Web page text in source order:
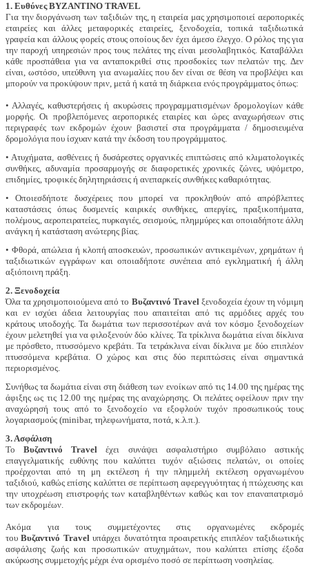
1. Ευθύνες BYZANTINO TRAVEL
Για την διοργάνωση των ταξιδιών της, η εταιρεία μας χρησιμοποιεί αεροπορικές
εταιρείες και άλλες μεταφορικές εταιρείες, ξενοδοχεία, τοπικά ταξιδιωτικά
γραφεία και άλλους φορείς στους οποίους δεν έχει άμεσο έλεγχο. Ο ρόλος της για
την παροχή υπηρεσιών προς τους πελάτες της είναι μεσολαβητικός. Καταβάλλει
κάθε προσπάθεια για να ανταποκριθεί στις προσδοκίες των πελατών της. Δεν
είναι, ωστόσο, υπεύθυνη για ανωμαλίες που δεν είναι σε θέση να προβλέψει και
μπορούν να προκύψουν πριν, μετά ή κατά τη διάρκεια ενός προγράμματος όπως:
• Αλλαγές, καθυστερήσεις ή ακυρώσεις προγραμματισμένων δρομολογίων κάθε
μορφής. Οι προβλεπόμενες αεροπορικές εταιρίες και ώρες αναχωρήσεων στις
περιγραφές των εκδρομών έχουν βασιστεί στα προγράμματα / δημοσιευμένα
δρομολόγια που ίσχυαν κατά την έκδοση του προγράμματος.
• Ατυχήματα, ασθένειες ή δυσάρεστες οργανικές επιπτώσεις από κλιματολογικές
συνθήκες, αδυναμία προσαρμογής σε διαφορετικές χρονικές ζώνες, υψόμετρο,
επιδημίες, τροφικές δηλητηριάσεις ή ανεπαρκείς συνθήκες καθαριότητας.
• Οποιεσδήποτε δυσχέρειες που μπορεί να προκληθούν από απρόβλεπτες
καταστάσεις όπως δυσμενείς καιρικές συνθήκες, απεργίες, πραξικοπήματα,
πολέμους, αεροπειρατείες, πυρκαγιές, σεισμούς, πλημμύρες και οποιαδήποτε άλλη
ανάγκη ή κατάσταση ανώτερης βίας.
• Φθορά, απώλεια ή κλοπή αποσκευών, προσωπικών αντικειμένων, χρημάτων ή
ταξιδιωτικών εγγράφων και οποιαδήποτε συνέπεια από εγκληματική ή άλλη
αξιόποινη πράξη.
2. Ξενοδοχεία
Όλα τα χρησιμοποιούμενα από το Βυζαντινό Travelξενοδοχεία έχουν τη νόμιμη
και εν ισχύει άδεια λειτουργίας που απαιτείται από τις αρμόδιες αρχές του
κράτους υποδοχής. Τα δωμάτια των περισσοτέρων ανά τον κόσμο ξενοδοχείων
έχουν μελετηθεί για να φιλοξενούν δύο κλίνες. Τα τρίκλινα δωμάτια είναι δίκλινα
με πρόσθετο, πτυσσόμενο κρεβάτι. Τα τετράκλινα είναι δίκλινα με δύο επιπλέον
πτυσσόμενα κρεβάτια. Ο χώρος και στις δύο περιπτώσεις είναι σημαντικά
περιορισμένος.
Συνήθως τα δωμάτια είναι στη διάθεση των ενοίκων από τις 14.00 της ημέρας της
άφιξης ως τις 12.00 της ημέρας της αναχώρησης. Οι πελάτες οφείλουν πριν την
αναχώρησή τους από το ξενοδοχείο να εξοφλούν τυχόν προσωπικούς τους
λογαριασμούς (minibar, τηλεφωνήματα, ποτά, κ.λ.π.).
3. Ασφάλιση
ΤοΒυζαντινόTravel έχει συνάψει ασφαλιστήριο συμβόλαιο αστικής
επαγγελματικής ευθύνης που καλύπτει τυχόν αξιώσεις πελατών, οι οποίες
προέρχονται από τη μη εκτέλεση ή την πλημμελή εκτέλεση οργανωμένου
ταξιδιού, καθώς επίσης καλύπτει σε περίπτωση αφερεγγυότητας ή πτώχευσης και
την υποχρέωση επιστροφής των καταβληθέντων καθώς και τον επαναπατρισμό
των εκδρομέων.
Ακόμα για τους συμμετέχοντες στις οργανωμένες εκδρομές
τουΒυζαντινό Travelυπάρχει δυνατότητα προαιρετικής επιπλέον ταξιδιωτικής
ασφάλισης ζωής και προσωπικών ατυχημάτων, που καλύπτει επίσης έξοδα
ακύρωσης συμμετοχής μέχρι ένα ορισμένο ποσό σε περίπτωση νοσηλείας.